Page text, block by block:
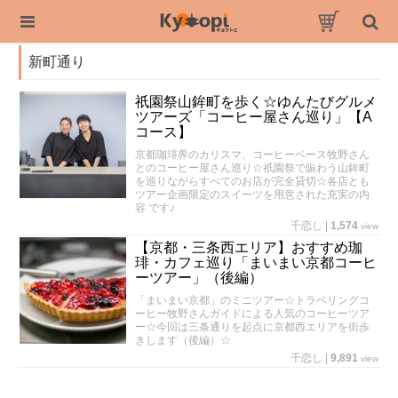
新町通り
祇園祭山鉾町を歩く☆ゆんたびグルメ
ツアーズ「コーヒー屋さん巡り」【A
コース】
京都珈琲界のカリスマ、コーヒーベース牧野さん
とのコーヒー屋さん巡り☆祇園祭で賑わう山鉾町
を巡りながらすべてのお店が完全貸切☆各店とも
ツアー企画限定のスイーツを用意された充実の内
容 です♪
千恋し
1,574 view
【京都・三条西エリア】おすすめ珈
琲・カフェ巡り「まいまい京都コーヒ
ーツアー」（後編）
「まいまい京都」のミニツアー☆トラベリングコ
ーヒー牧野さんガイドによる人気のコーヒーツア
ー☆今回は三条通りを起点に京都西エリアを街歩
きします（後編）☆
千恋し
9,891 view